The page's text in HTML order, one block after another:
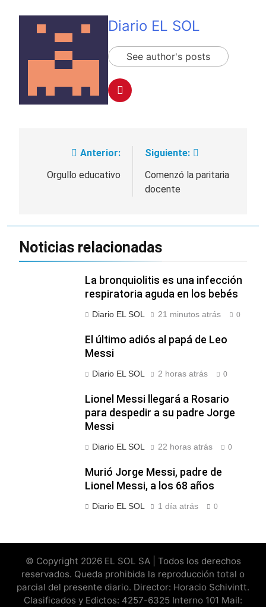
Diario EL SOL
See author's posts
Navegación
Anterior:
Orgullo educativo
Siguiente:
Comenzó la paritaria
docente
Noticias relacionadas
La bronquiolitis es una infección
respiratoria aguda en los bebés
Diario EL SOL 21 minutos atrás 0
El último adiós al papá de Leo
Messi
Diario EL SOL 2 horas atrás 0
Lionel Messi llegará a Rosario
para despedir a su padre Jorge
Messi
Diario EL SOL 22 horas atrás 0
Murió Jorge Messi, padre de
Lionel Messi, a los 68 años
Diario EL SOL 1 día atrás 0
© Copyright 2026 EL SOL SA | Todos los derechos
reservados. Queda prohibida la reproducción total o
parcial del presente diario. Director: Horacio Schivintt.
Clasificados y Edictos: 4257-6325 Interno 101 Mail: